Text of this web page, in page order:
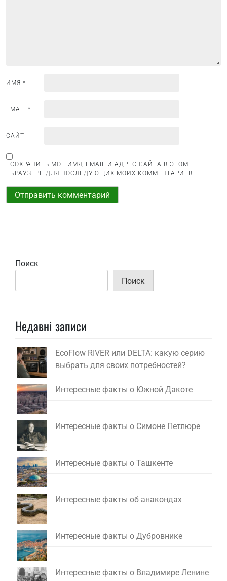
с
м
ИМЯ *
EMAIL *
САЙТ
СОХРАНИТЬ МОЁ ИМЯ, EMAIL И АДРЕС САЙТА В ЭТОМ
БРАУЗЕРЕ ДЛЯ ПОСЛЕДУЮЩИХ МОИХ КОММЕНТАРИЕВ.
Поиск
Поиск
Недавні записи
EcoFlow RIVER или DELTA: какую серию
выбрать для своих потребностей?
Интересные факты о Южной Дакоте
Интересные факты о Симоне Петлюре
Интересные факты о Ташкенте
Интересные факты об анакондах
Интересные факты о Дубровнике
Интересные факты о Владимире Ленине